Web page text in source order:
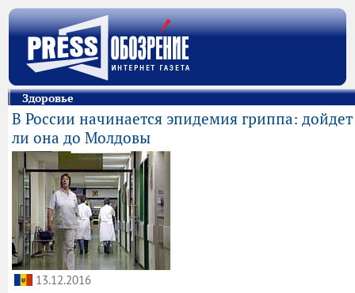
Здоровье
В России начинается эпидемия гриппа: дойдет
ли она до Молдовы
13.12.2016